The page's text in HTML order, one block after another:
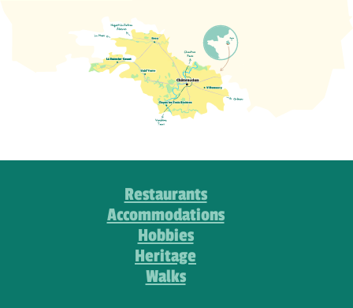
Restaurants
Accommodations
Hobbies
Heritage
Walks